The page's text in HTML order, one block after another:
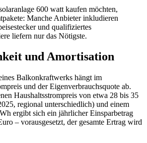
600 watt kaufen möchten,
Manche Anbieter inkludieren
und qualifiziertes
liefern nur das Nötigste.
und Amortisation
Balkonkraftwerks hängt im
und der Eigenverbrauchsquote ab.
Haushaltsstrompreis von etwa 28 bis 35
regional unterschiedlich) und einem
ergibt sich ein jährlicher Einsparbetrag
– vorausgesetzt, der gesamte Ertrag wird